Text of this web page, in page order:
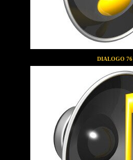
DIALOGO 76